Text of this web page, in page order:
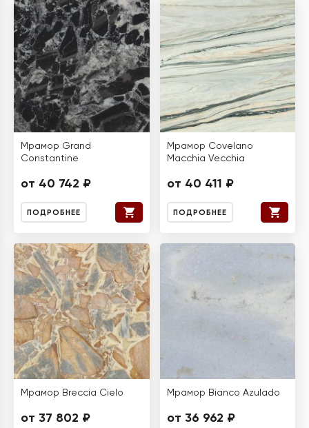
Мрамор Grand
Constantine
от 40 742 ₽
ПОДРОБНЕЕ
Мрамор Covelano
Macchia Vecchia
от 40 411 ₽
ПОДРОБНЕЕ
Мрамор Breccia Cielo
от 37 802 ₽
Мрамор Bianco Azulado
от 36 962 ₽